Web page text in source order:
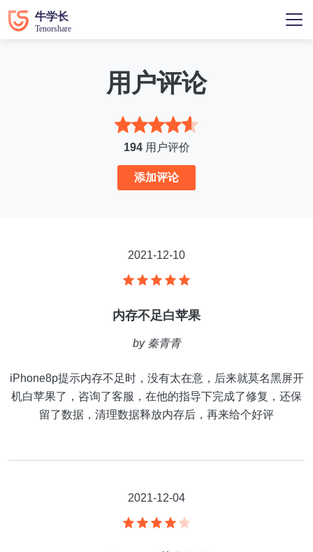
用户评论
194用户评价
添加评论
2021-12-10
内存不足白苹果
by 秦青青
iPhone8p提示内存不足时，没有太在意，后来就莫名黑屏开
机白苹果了，咨询了客服，在他的指导下完成了修复，还保
留了数据，清理数据释放内存后，再来给个好评
2021-12-04